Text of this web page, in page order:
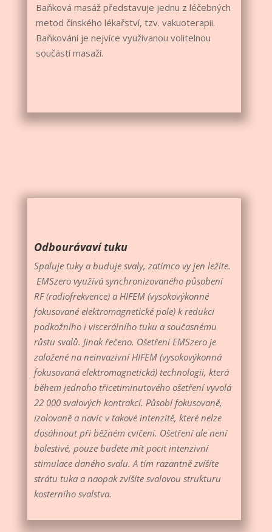
Baňková masáž představuje jednu z léčebných
metod čínského lékařství, tzv. vakuoterapii.
Baňkování je nejvíce využívanou volitelnou
součástí masaží.
Odbourávaví tuku
Spaluje tuky a buduje svaly, zatímco vy jen ležíte.
EMSzerovyužívá synchronizovaného působení
RF (radiofrekvence) a HIFEM (vysokovýkonné
fokusované elektromagnetické pole) k redukci
podkožního i viscerálního tuku a současnému
růstu svalů. Jinak řečeno. Ošetření EMSzero je
založené na neinvazivní HIFEM (vysokovýkonná
fokusovaná elektromagnetická) technologii, která
během jednoho třicetiminutového ošetření vyvolá
22 000 svalových kontrakcí. Působí fokusovaně,
izolovaně a navíc v takové intenzitě, které nelze
dosáhnout při běžném cvičení. Ošetření ale není
bolestivé, pouze budete mít pocit intenzivní
stimulace daného svalu. A tím razantně zvíšíte
strátu tuka a naopak zvíšíte svalovou strukturu
kosterního svalstva.